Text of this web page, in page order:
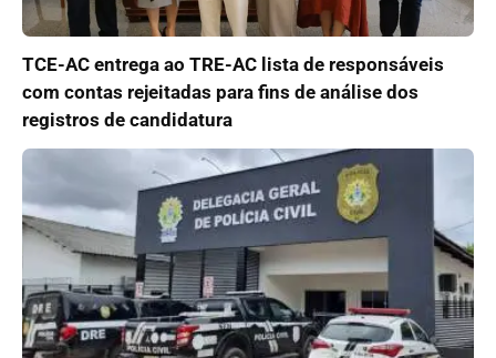
TCE-AC entrega ao TRE-AC lista de responsáveis
com contas rejeitadas para fins de análise dos
registros de candidatura